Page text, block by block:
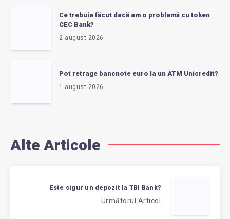
Ce trebuie făcut dacă am o problemă cu token
CEC Bank?
2 august 2026
Pot retrage bancnote euro la un ATM Unicredit?
1 august 2026
Alte Articole
Este sigur un depozit la TBI Bank?
Următorul Articol